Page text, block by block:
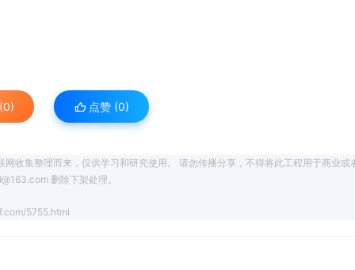
点赞 (0)
收集整理而来，仅供学习和研究使用。 请勿传播分享，不得将此工程用于商业或
删除下架处理。
5755.html